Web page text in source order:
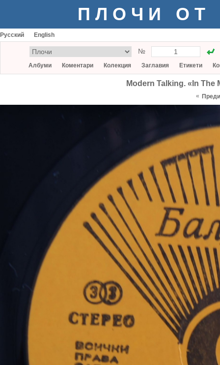
ПЛОЧИ ОТ
Русский English
№
Албуми Коментари Колекция Заглавия Етикети
Modern Talking. «In The
«